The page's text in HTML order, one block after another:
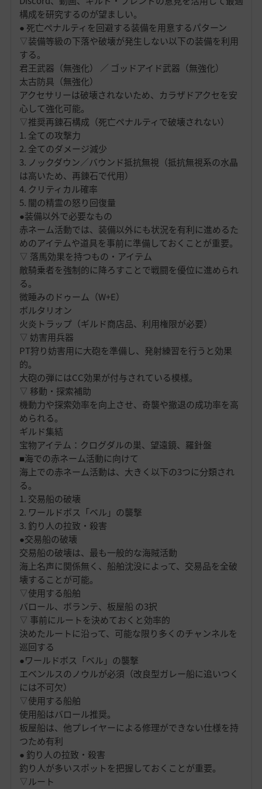
構成を研究するのが望ましい。
● 死亡ペナルティを回避する装備を用意するパターン
▽装備等級の下落や破壊が発生しない以下の装備を利用
する。
君王武器（無強化） ／ ゴッドアイド武器（無強化）
太古防具（無強化）
アクセサリーは破壊されないため、カラザドアクセを安
心して強化可能。
▽推奨再錬石構成（死亡ペナルティで破壊されない）
1. 全ての攻撃力
2. 全てのダメージ減少
3. ノックダウン／バウンド抵抗無視（抵抗無視系の水晶
は高いため、再錬石で代用）
4. クリティカル確率
5. 闇の精霊の怒り回復量
●装備以外で必要なもの
赤ネーム活動では、装備以外にも状況を有利に進めるた
めのアイテムや道具を事前に準備しておくことが重要。
▽ 落馬効果を持つもの・アイテム
敵騎乗者を強制的に降ろすことで戦闘を優位に進められ
る。
微睡みのドゥーム（W+E）
ボルタリオン
火炎トラップ（ギルド商店品、利用権限が必要）
▽ 妨害用兵器
PT狩り妨害用に大砲を準備し、発射練習を行うと効果
的。
大砲の弾にはCC効果が付与されている模様。
▽ 移動・探索補助
機動力や探索効率を向上させ、奇襲や撤退の成功率を高
められる。
ギルド集結
宝物アイテム：クログダルの巣、望遠鏡、羅針盤
■海での赤ネーム活動に向けて
海上での赤ネーム活動は、大きく以下の3つに分類され
る。
1. 交易船の破壊
2. ワールドボス「ベル」の襲撃
3. 釣り人の拉致・殺害
●交易船の破壊
交易船の破壊は、最も一般的な海賊活動
海上名声に関係無く、船舶沈没によって、交易品を全破
壊することが可能。
▽使用する船舶
バロール、ボランテ、板屋船 の3択
▽ 事前にルートを決めておくと効率的
決めたルートに沿って、可能な限り多くのチャンネルを
巡回する
●ワールドボス「ベル」の襲撃
エベンルスのノウルが必須（改良型ガレー船に追いつく
には不可欠）
▽使用する船舶
使用船はバロール推奨。
板屋船は、他プレイヤーによる修理ができない仕様を持
つため有利
● 釣り人の拉致・殺害
釣り人が多いスポットを把握しておくことが重要。
▽ルート